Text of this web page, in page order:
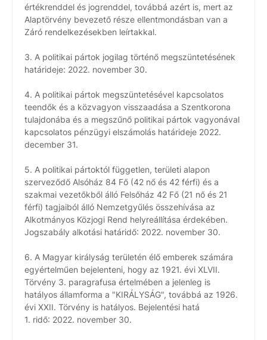
értékrenddel és jogrenddel, továbbá azért is, mert az
Alaptörvény bevezető része ellentmondásban van a
Záró rendelkezésekben leírtakkal.
3. A politikai pártok jogilag történő megszüntetésének
határideje: 2022. november 30.
4. A politikai pártok megszüntetésével kapcsolatos
teendők és a közvagyon visszaadása a Szentkorona
tulajdonába és a megszűnő politikai pártok vagyonával
kapcsolatos pénzügyi elszámolás határideje 2022.
december 31.
5. A politikai pártoktól független, területi alapon
szerveződő Alsóház 84 Fő (42 nő és 42 férfi) és a
szakmai vezetőkből álló Felsőház 42 Fő (21 nő és 21
férfi) tagjaiból álló Nemzetgyűlés összehívása az
Alkotmányos Közjogi Rend helyreállítása érdekében.
Jogszabály alkotási határidő: 2022. november 30.
6. A Magyar királyság területén élő emberek számára
egyértelműen bejelenteni, hogy az 1921. évi XLVII.
Törvény 3. paragrafusa értelmében a jelenleg is
hatályos államforma a "KIRÁLYSÁG", továbbá az 1926.
évi XXII. Törvény is hatályos. Bejelentési hatá
1. ridő: 2022. november 30.